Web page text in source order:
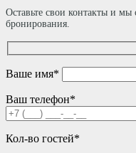
Оставьте свои контакты и
бронирования.
Ваше имя*
Ваш телефон*
Кол-во гостей*